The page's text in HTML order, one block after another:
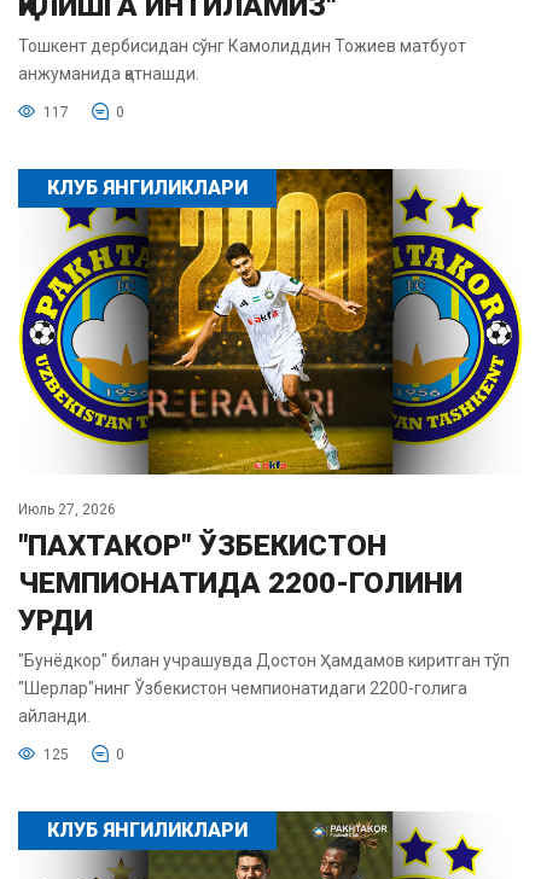
Тошкент дербисидан сўнг Камолиддин Тожиев матбуот
анжуманида қатнашди.
117 0
КЛУБ ЯНГИЛИКЛАРИ
Июль 27, 2026
"ПАХТАКОР" ЎЗБЕКИСТОН
ЧЕМПИОНАТИДА 2200-ГОЛИНИ
УРДИ
"Бунёдкор" билан учрашувда Достон Ҳамдамов киритган тўп
"Шерлар"нинг Ўзбекистон чемпионатидаги 2200-голига
айланди.
125 0
КЛУБ ЯНГИЛИКЛАРИ